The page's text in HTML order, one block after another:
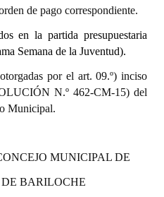
de pago correspondiente.
en la partida presupuestaria
Semana de la Juventud).
por el art. 09.º) inciso
N.º 462-CM-15) del
Municipal.
MUNICIPAL DE
BARILOCHE